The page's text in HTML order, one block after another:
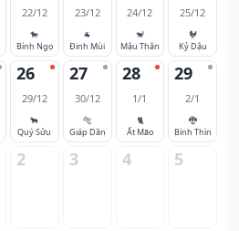
22/12
🐎
Bính Ngọ
23/12
🐐
Đinh Mùi
24/12
🐒
Mậu Thân
25/12
🐓
Kỷ Dậu
26
29/12
🐂
Quý Sửu
27
30/12
🐅
Giáp Dần
28
1/1
🐈
Ất Mão
29
2/1
🐉
Bính Thìn
2 3 4 5